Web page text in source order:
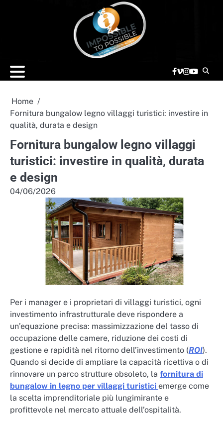
Facebook
vimeo
Instagram
YouTube
Home
Fornitura bungalow legno villaggi turistici: investire in
qualità, durata e design
Fornitura bungalow legno villaggi
turistici: investire in qualità, durata
e design
04/06/2026
Per i manager e i proprietari di villaggi turistici, ogni
investimento infrastrutturale deve rispondere a
un’equazione precisa: massimizzazione del tasso di
occupazione delle camere, riduzione dei costi di
gestione e rapidità nel ritorno dell’investimento (ROI).
Quando si decide di ampliare la capacità ricettiva o di
rinnovare un parco strutture obsoleto, la fornitura di
bungalow in legno per villaggi turistici emerge come
la scelta imprenditoriale più lungimirante e
profittevole nel mercato attuale dell’ospitalità.